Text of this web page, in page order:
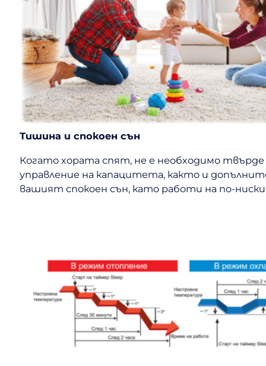
Тишина и спокоен сън
Когато хората спят, не е необходимо твърде
управление на капацитета, както и
вашият спокоен сън, като работи на по-